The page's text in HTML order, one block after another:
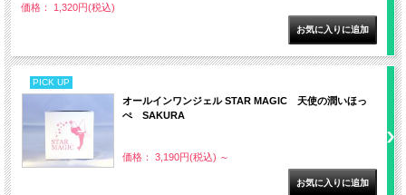
価格： 1,320円(税込)
PICK UP
オールインワンジェル STAR MAGIC 天使の潤いほっ
ぺ SAKURA
価格： 3,190円(税込) ～